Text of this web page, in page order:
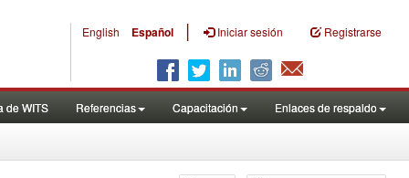
English Español | Iniciar sesión Registrarse
de WITS Referencias Capacitación Enlaces de respaldo